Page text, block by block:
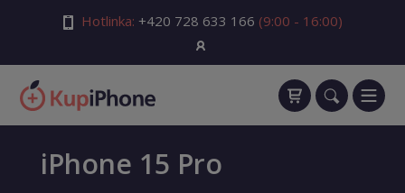
Hotlinka: +420 728 633 166 (9:00 - 16:00)
iPhone 15 Pro